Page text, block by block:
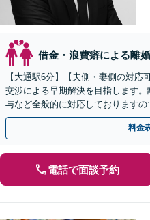
借金・浪費癖による離
【大通駅6分】【夫側・妻側の対応
交渉による早期解決を目指します
与など全般的に対応しておりますの
【夜間・休日対応可】【法テラス可
料金
電話で面談予約